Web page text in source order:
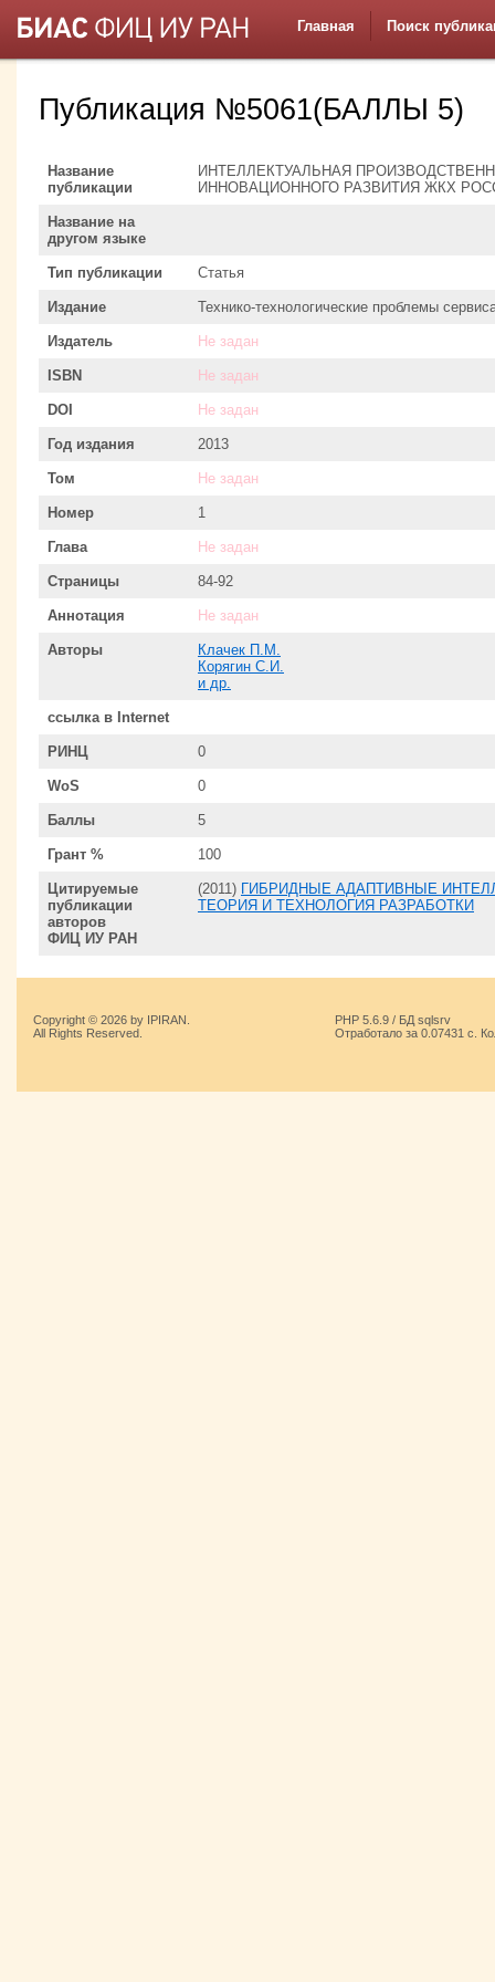
Главная Поиск
Публикация №5061(БАЛЛЫ 5)
Название
публикации
ИНТЕЛЛЕКТУАЛЬНАЯ
ИННОВАЦИОННОГО РАЗВИТИЯ ЖКХ
Название на
другом языке
Тип публикации Статья
Издание Технико-технологические проблемы
Издатель Не задан
ISBN Не задан
DOI Не задан
Год издания 2013
Том Не задан
Номер 1
Глава Не задан
Страницы 84-92
Аннотация Не задан
Авторы
Клачек П.М.
Корягин С.И.
и др.
ссылка в Internet
РИНЦ 0
WoS 0
Баллы 5
Грант % 100
Цитируемые
публикации
авторов
ФИЦ ИУ РАН
(2011) ГИБРИДНЫЕ АДАПТИВНЫЕ
ТЕОРИЯ И ТЕХНОЛОГИЯ РАЗРАБОТКИ
Copyright © 2026 by IPIRAN.
All Rights Reserved.
PHP 5.6.9 / БД sqlsrv
Отработало за 0.07431 с.